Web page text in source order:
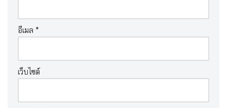
อีเมล *
เว็บไซต์